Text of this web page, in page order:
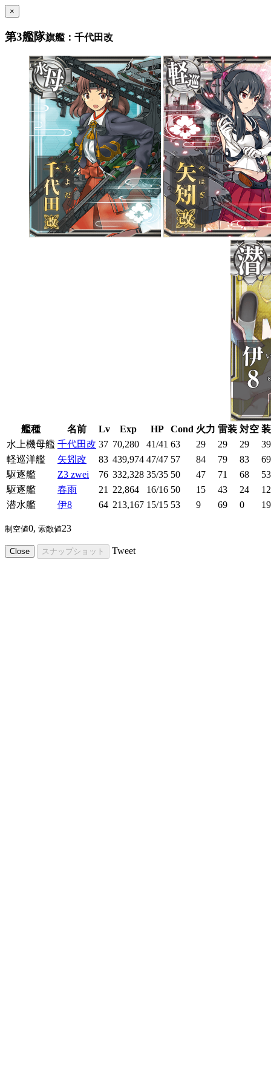
×
第3艦隊旗艦：千代田改
艦種 名前 Lv Exp HP Cond 火力 雷装 対空
水上機母艦 千代田改 37 70,280 41/41 63 29 29 29
39
軽巡洋艦
矢矧改 83 439,974 47/47 57 84 79 83
69
駆逐艦
Z3 zwei 76 332,328 35/35 50 47 71 68
53
駆逐艦
春雨 21 22,864 16/16 50 15 43 24
12
潜水艦
伊8 64 213,167 15/15 53 9 69 0 19
制空値0, 索敵値23
Close スナップショット Tweet